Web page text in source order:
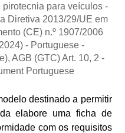
para veículos -
Diretiva 2013/29/UE em
(CE) n.º 1907/2006
- Portuguese -
AGB (GTC) Art. 10, 2 -
Portuguese
destinado a permitir
elabore uma ficha de
com os requisitos